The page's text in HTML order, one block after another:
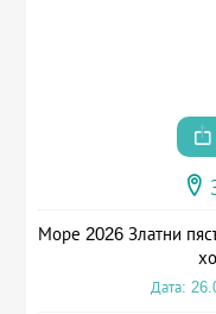
Море 2026 Златни
Дата: